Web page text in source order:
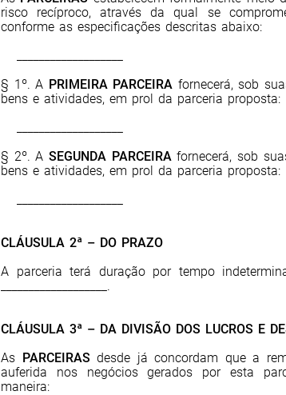
risco recíproco, através da qual se
conforme as especificações descritas abaixo:
§ 1º. A PRIMEIRA PARCEIRA fornecerá, sob
bens e atividades, em prol da parceria proposta:
§ 2º. A SEGUNDA PARCEIRAfornecerá, sob
bens e atividades, em prol da parceria proposta:
CLÁUSULA 2ª – DO PRAZO
A parceria terá duração por tempo
___________________.
CLÁUSULA 3ª – DA DIVISÃO DOS LUCROS E
As PARCEIRAS desde já concordam que a
auferida nos negócios gerados por esta
maneira: